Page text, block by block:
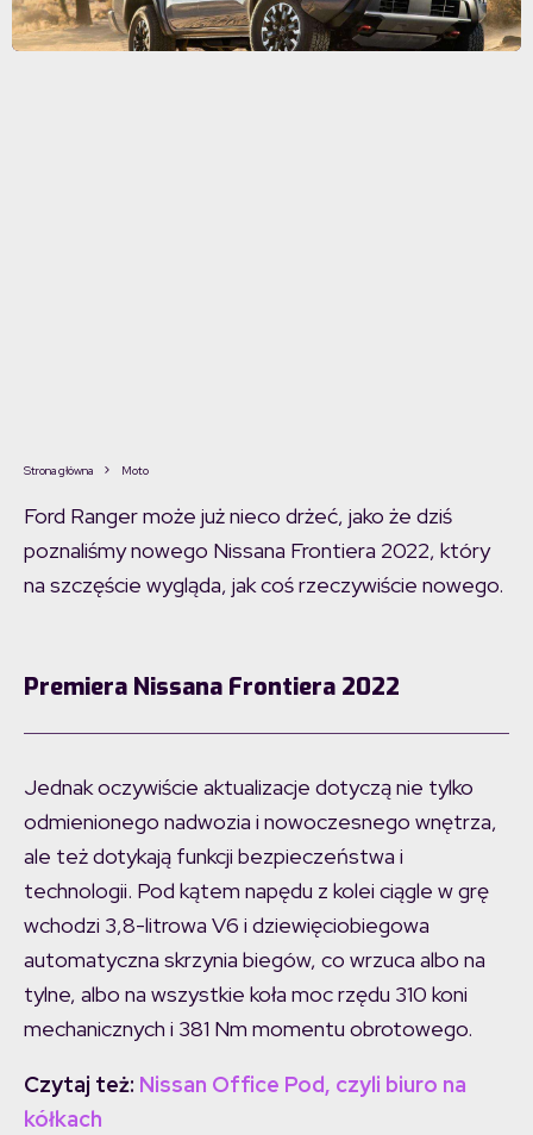
Strona główna Moto
Ford Ranger może już nieco drżeć, jako że dziś
poznaliśmy nowego Nissana Frontiera 2022, który
na szczęście wygląda, jak coś rzeczywiście nowego.
Premiera Nissana Frontiera 2022
Jednak oczywiście aktualizacje dotyczą nie tylko
odmienionego nadwozia i nowoczesnego wnętrza,
ale też dotykają funkcji bezpieczeństwa i
technologii. Pod kątem napędu z kolei ciągle w grę
wchodzi 3,8-litrowa V6 i dziewięciobiegowa
automatyczna skrzynia biegów, co wrzuca albo na
tylne, albo na wszystkie koła moc rzędu 310 koni
mechanicznych i 381 Nm momentu obrotowego.
Czytaj też: Nissan Office Pod, czyli biuro na
kółkach